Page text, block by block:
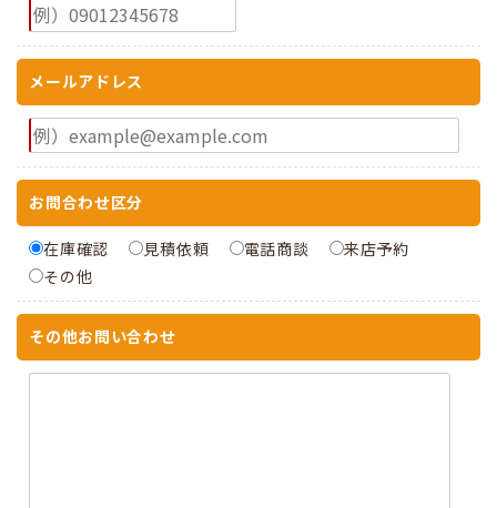
メールアドレス
お問合わせ区分
在庫確認 見積依頼 電話商談
来店予約
その他
その他お問い合わせ